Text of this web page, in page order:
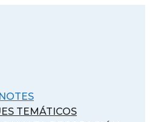
TEMÁTICOS